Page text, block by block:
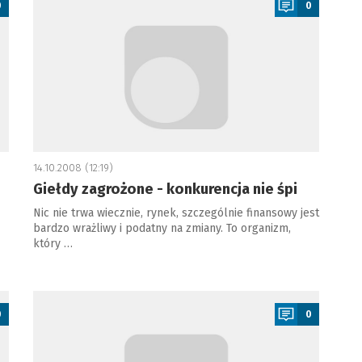
0
14.10.2008 (12:19)
Giełdy zagrożone - konkurencja nie śpi
Nic nie trwa wiecznie, rynek, szczególnie finansowy jest
bardzo wrażliwy i podatny na zmiany. To organizm,
który …
0